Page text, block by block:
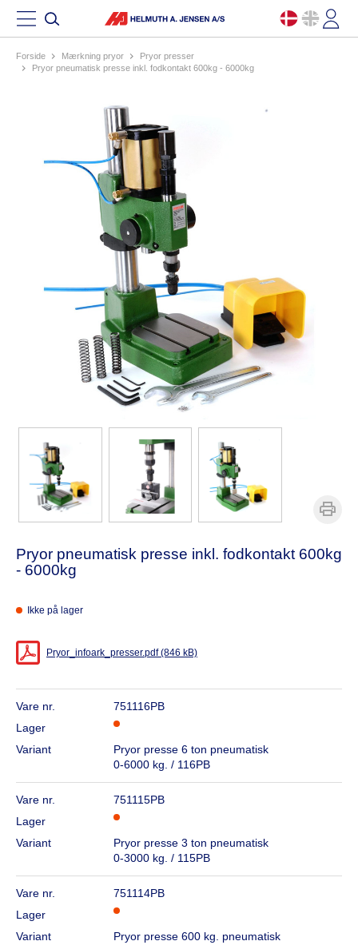
Forside mærkning pryor
pryor presser
pryor pneumatisk presse inkl. fodkontakt 600kg - 6000kg
Pryor pneumatisk presse inkl. fodkontakt 600kg
- 6000kg
Ikke på lager
Pryor_infoark_presser.pdf (846 kB)
Vare nr.
751116PB
Lager
Variant
Pryor presse 6 ton pneumatisk
0-6000 kg. / 116PB
Vare nr.
751115PB
Lager
Variant
Pryor presse 3 ton pneumatisk
0-3000 kg. / 115PB
Vare nr.
751114PB
Lager
Variant
Pryor presse 600 kg. pneumatisk